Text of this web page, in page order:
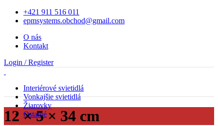
+421 911 516 011
epmsystems.obchod@gmail.com
O nás
Kontakt
Login / Register
Interiérové svietidlá
Vonkajšie svietidlá
Žiarovky
Ostatné
12 × 5 × 34 cm